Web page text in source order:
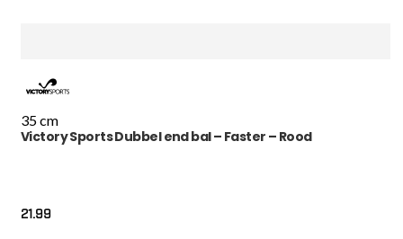
35 cm
Victory Sports Dubbel end bal – Faster – Rood
21.99